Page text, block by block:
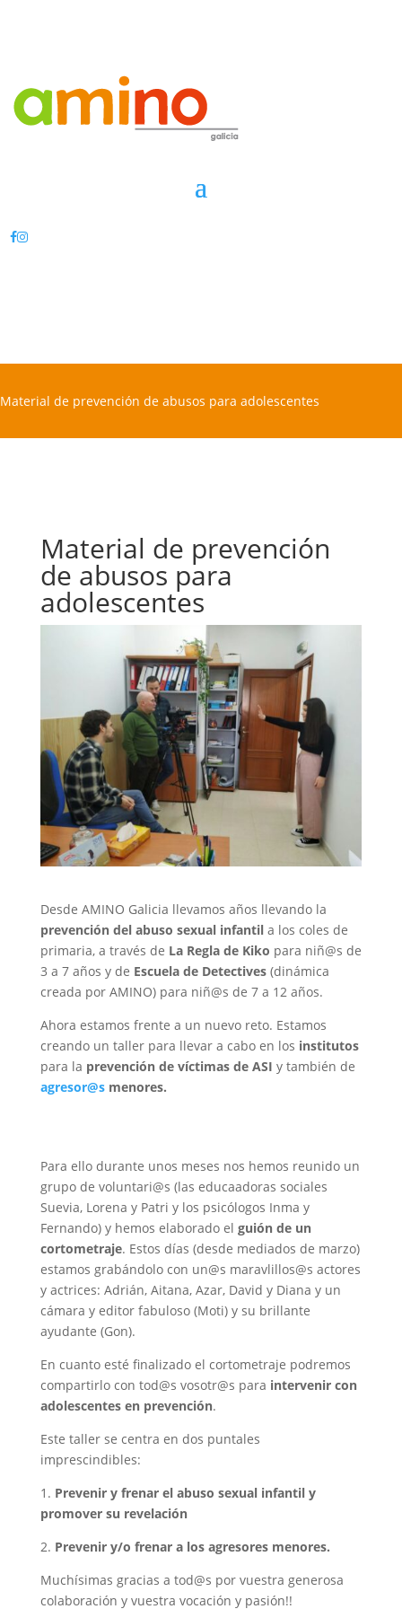
Material de prevención de abusos para adolescentes
Material de prevención
de abusos para
adolescentes
Desde AMINO Galicia llevamos años llevando la
prevención del abuso sexual infantil a los coles de
primaria, a través de La Regla de Kiko para niñ@s de
3 a 7 años y de Escuela de Detectives(dinámica
creada por AMINO) para niñ@s de 7 a 12 años.
Ahora estamos frente a un nuevo reto. Estamos
creando un taller para llevar a cabo en los institutos
para la prevención de víctimas de ASI y también de
agresor@smenores.
Para ello durante unos meses nos hemos reunido un
grupo de voluntari@s (las educaadoras sociales
Suevia, Lorena y Patri y los psicólogos Inma y
Fernando) y hemos elaborado el guión de un
cortometraje. Estos días (desde mediados de marzo)
estamos grabándolo con un@s maravlillos@s actores
y actrices: Adrián, Aitana, Azar, David y Diana y un
cámara y editor fabuloso (Moti) y su brillante
ayudante (Gon).
En cuanto esté finalizado el cortometraje podremos
compartirlo con tod@s vosotr@s para intervenir con
adolescentes en prevención.
Este taller se centra en dos puntales
imprescindibles:
1. Prevenir y frenar el abuso sexual infantil y
promover su revelación
2. Prevenir y/o frenar a los agresores menores.
Muchísimas gracias a tod@s por vuestra generosa
colaboración y vuestra vocación y pasión!!